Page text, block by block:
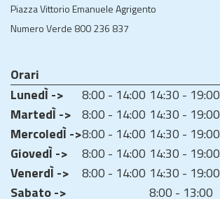
Piazza Vittorio Emanuele Agrigento
Numero Verde 800 236 837
Orari
LunedÌ ->
8:00 - 14:00 14:30 - 19:00
MartedÌ -> 8:00 - 14:00 14:30 - 19:00
MercoledÌ ->8:00 - 14:00 14:30 - 19:00
GiovedÌ ->
8:00 - 14:00 14:30 - 19:00
VenerdÌ ->
8:00 - 14:00 14:30 - 19:00
Sabato ->
8:00 - 13:00